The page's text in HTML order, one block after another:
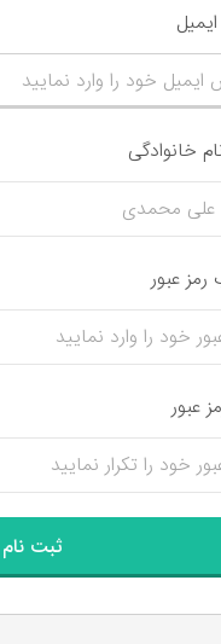
خانوادگی
رمز عبور
عبور